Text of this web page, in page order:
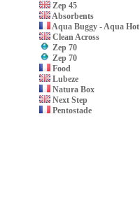
Zep 45
Absorbents
Aqua Buggy - Aqua Hot
Clean Across
Zep 70
Zep 70
Food
Lubeze
Natura Box
Next Step
Pentostade